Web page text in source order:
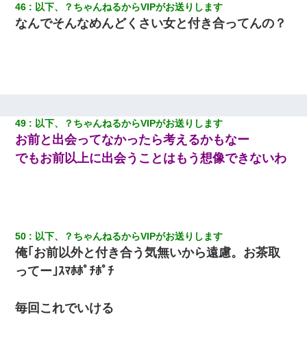
46 以下、？ちゃんねるからVIPがお送りします
なんでそんなめんどくさい女と付き合ってんの？
49 以下、？ちゃんねるからVIPがお送りします
お前と出会ってなかったら考えるかもなー
でもお前以上に出会うことはもう想像できないわ
50 以下、？ちゃんねるからVIPがお送りします
俺｢お前以外と付き合う気無いから遠慮。お茶取
ってー｣ｽﾏﾎﾎﾟﾁﾎﾟﾁ
毎回これでいける